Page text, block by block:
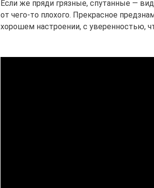
Если же пряди грязные, спутанные —
от чего-то плохого. Прекрасное
хорошем настроении, с уверенностью,